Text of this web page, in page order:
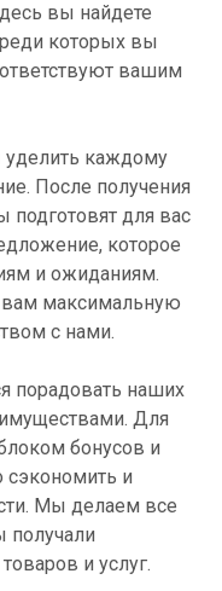
вы найдете
которых вы
вашим
уделить каждому
После получения
подготовят для вас
которое
и ожиданиям.
максимальную
с нами.
порадовать наших
Для
бонусов и
сэкономить и
Мы делаем все
получали
и услуг.